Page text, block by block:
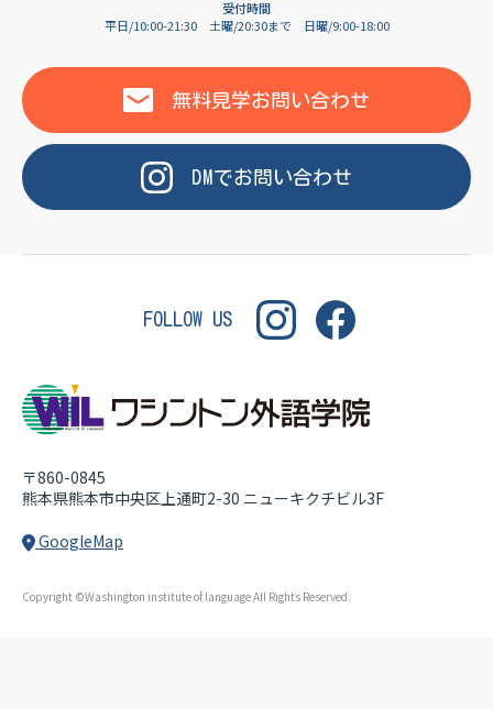
WASHINGTON
受付時間
平日/10:00-21:30
土曜/20:30まで 日曜/9:00-18:00
無料見学お問い合わせ
DMでお問い合わせ
FOLLOW US
〒860-0845
熊本県熊本市中央区上通町2-30 ニューキクチビル3F
GoogleMap
Copyright ©Washington institute of language All Rights Reserved.